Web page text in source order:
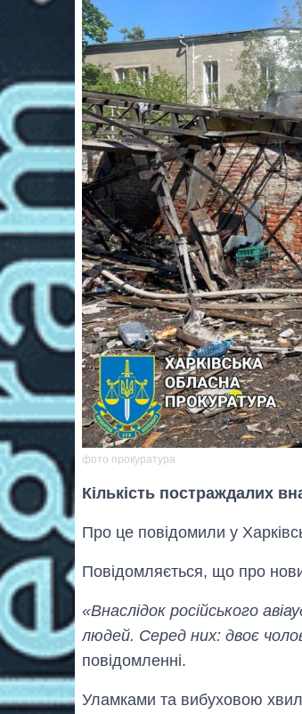
фото прокуратура
Кількість постраждалих
Про це повідомили у
Повідомляється, що про
«Внаслідок російського
людей. Серед них: двоє
повідомленні.
Уламками та вибуховою